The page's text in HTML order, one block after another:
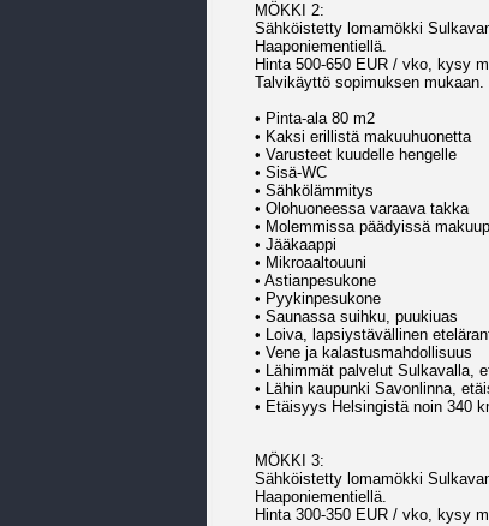
MÖKKI 2:
Sähköistetty lomamökki
Haaponiementiellä.
Hinta 500-650 EUR / vko, kysy
Talvikäyttö sopimuksen mukaan.
• Pinta-ala 80 m2
• Kaksi erillistä makuuhuonetta
• Varusteet kuudelle hengelle
• Sisä-WC
• Sähkölämmitys
• Olohuoneessa varaava takka
• Molemmissa päädyissä
• Jääkaappi
• Mikroaaltouuni
• Astianpesukone
• Pyykinpesukone
• Saunassa suihku, puukiuas
• Loiva, lapsiystävällinen
• Vene ja kalastusmahdollisuus
• Lähimmät palvelut Sulkavalla,
• Lähin kaupunki Savonlinna,
• Etäisyys Helsingistä noin 340
MÖKKI 3:
Sähköistetty lomamökki
Haaponiementiellä.
Hinta 300-350 EUR / vko, kysy